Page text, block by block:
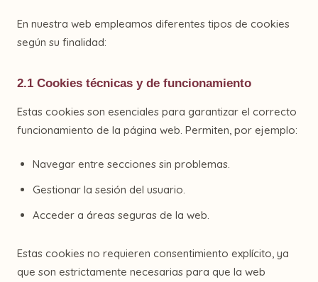
En nuestra web empleamos diferentes tipos de cookies
según su finalidad:
2.1 Cookies técnicas y de funcionamiento
Estas cookies son esenciales para garantizar el correcto
funcionamiento de la página web. Permiten, por ejemplo:
Navegar entre secciones sin problemas.
Gestionar la sesión del usuario.
Acceder a áreas seguras de la web.
Estas cookies no requieren consentimiento explícito, ya
que son estrictamente necesarias para que la web